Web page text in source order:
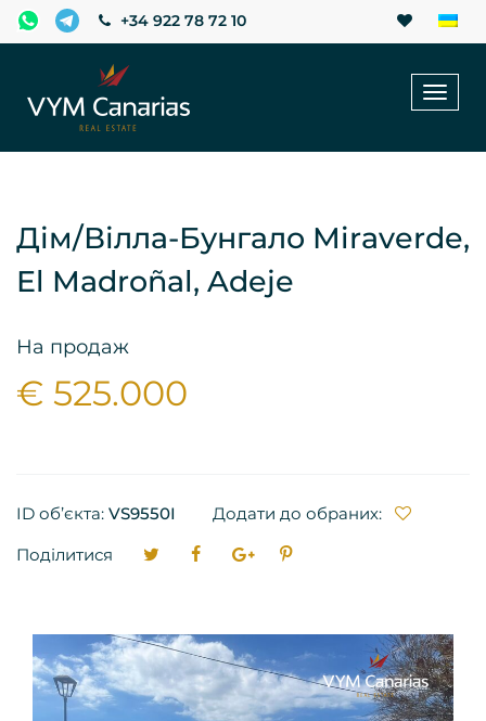
+34 922 78 72 10
Дім/Вілла-Бунгало Miraverde,
El Madroñal, Adeje
На продаж
€ 525.000
ID об’єкта: VS9550I
Додати до обраних:
Поділитися